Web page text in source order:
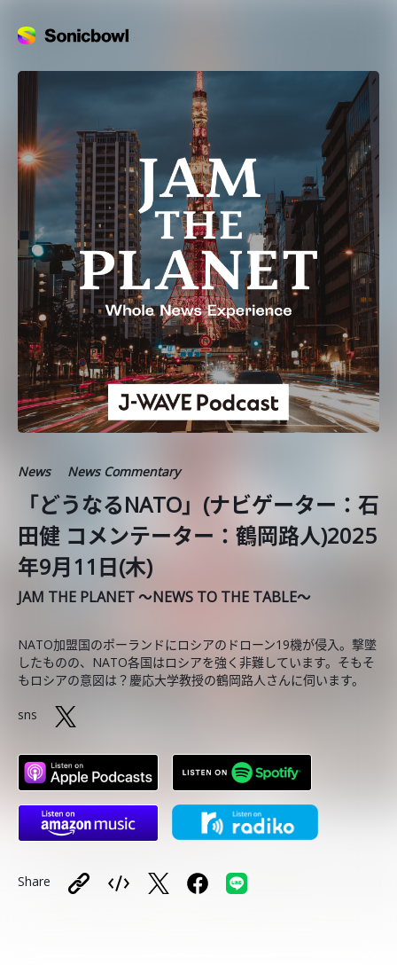
News News Commentary
「どうなるNATO」(ナビゲーター：石
田健 コメンテーター：鶴岡路人)2025
年9月11日(木)
JAM THE PLANET ～NEWS TO THE TABLE～
NATO加盟国のポーランドにロシアのドローン19機が侵入。撃墜
したものの、NATO各国はロシアを強く非難しています。そもそ
もロシアの意図は？慶応大学教授の鶴岡路人さんに伺います。
sns
Share